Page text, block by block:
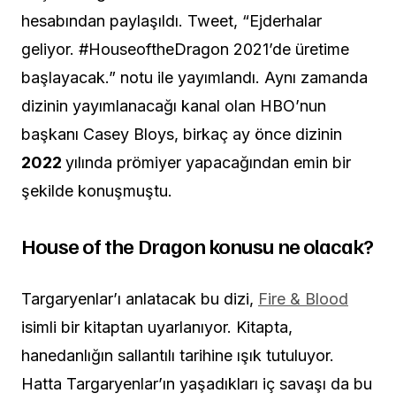
hesabından paylaşıldı. Tweet, “Ejderhalar
geliyor. #HouseoftheDragon 2021’de üretime
başlayacak.” notu ile yayımlandı. Aynı zamanda
dizinin yayımlanacağı kanal olan HBO’nun
başkanı Casey Bloys, birkaç ay önce dizinin
2022 yılında prömiyer yapacağından emin bir
şekilde konuşmuştu.
House of the Dragon konusu ne olacak?
Targaryenlar’ı anlatacak bu dizi, Fire & Blood
isimli bir kitaptan uyarlanıyor. Kitapta,
hanedanlığın sallantılı tarihine ışık tutuluyor.
Hatta Targaryenlar’ın yaşadıkları iç savaşı da bu